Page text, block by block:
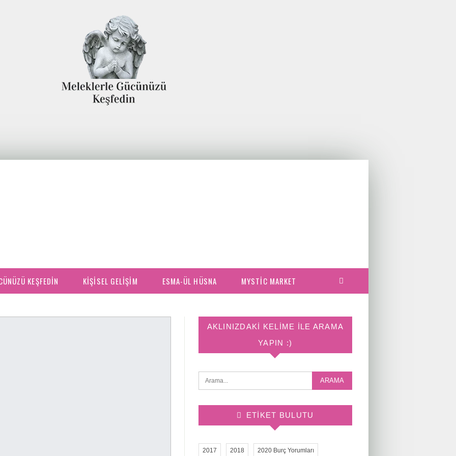
KEŞFEDIN KIŞISEL GELIŞIM ESMA-ÜL HÜSNA MYSTIC MARKET
AKLINIZDAKI KELIME ILE ARAMA
YAPIN :)
ETIKET BULUTU
2017 2018 2020 Burç Yorumları